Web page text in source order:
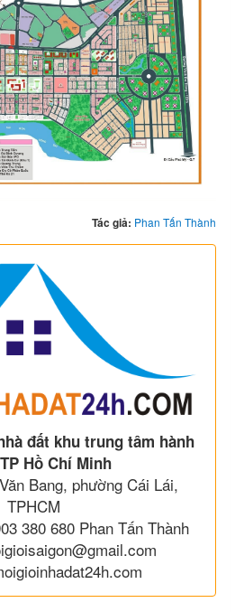
Tác giả: Phan Tấn Thành
đất khu trung tâm hành
Hồ Chí Minh
Bang, phường Cái Lái,
TPHCM
380 680 Phan Tấn Thành